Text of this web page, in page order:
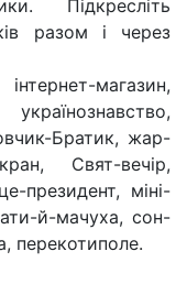
Підкресліть
разом і через
магазин,
Братик, жар-
Свят-вечір,
президент, міні-
й-мачуха, сон-
перекотиполе.